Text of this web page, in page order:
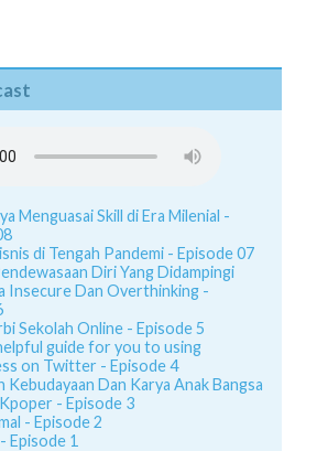
Menguasai Skill di Era Milenial -
di Tengah Pandemi - Episode 07
Diri Yang Didampingi
Insecure Dan Overthinking -
Sekolah Online - Episode 5
guide for you to using
on Twitter - Episode 4
Kebudayaan Dan Karya Anak Bangsa
- Episode 3
- Episode 2
Episode 1